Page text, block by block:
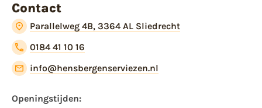
Contact
Parallelweg 4B, 3364 AL Sliedrecht
0184 41 10 16
info@hensbergenserviezen.nl
Openingstijden: